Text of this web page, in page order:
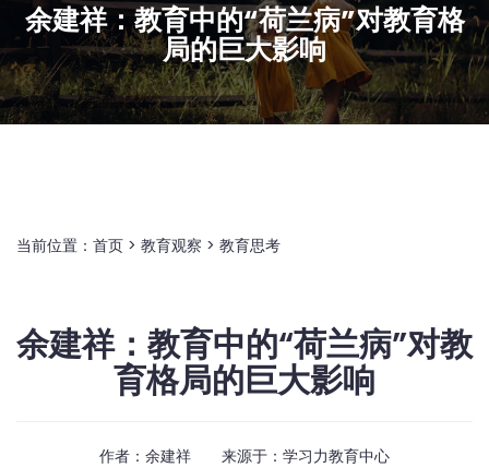
余建祥：教育中的“荷兰病”对教育格
局的巨大影响
当前位置： 首页 > 教育观察 > 教育思考
余建祥：教育中的“荷兰病”对教
育格局的巨大影响
作者：余建祥 来源于： 学习力教育中心